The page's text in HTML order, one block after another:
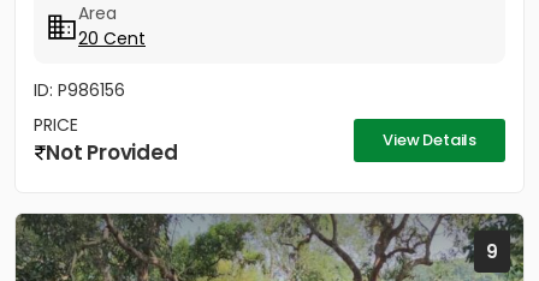
Area
20 Cent
ID: P986156
PRICE
Not Provided View Details
9